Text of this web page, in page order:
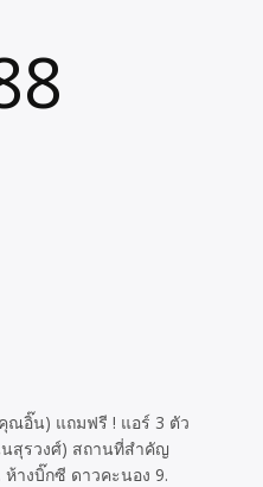
ณอิ๊น) แถมฟรี ! แอร์ 3 ตัว
สุรวงศ์) สถานที่สำคัญ
ห้างบิ๊กซี ดาวคะนอง 9.